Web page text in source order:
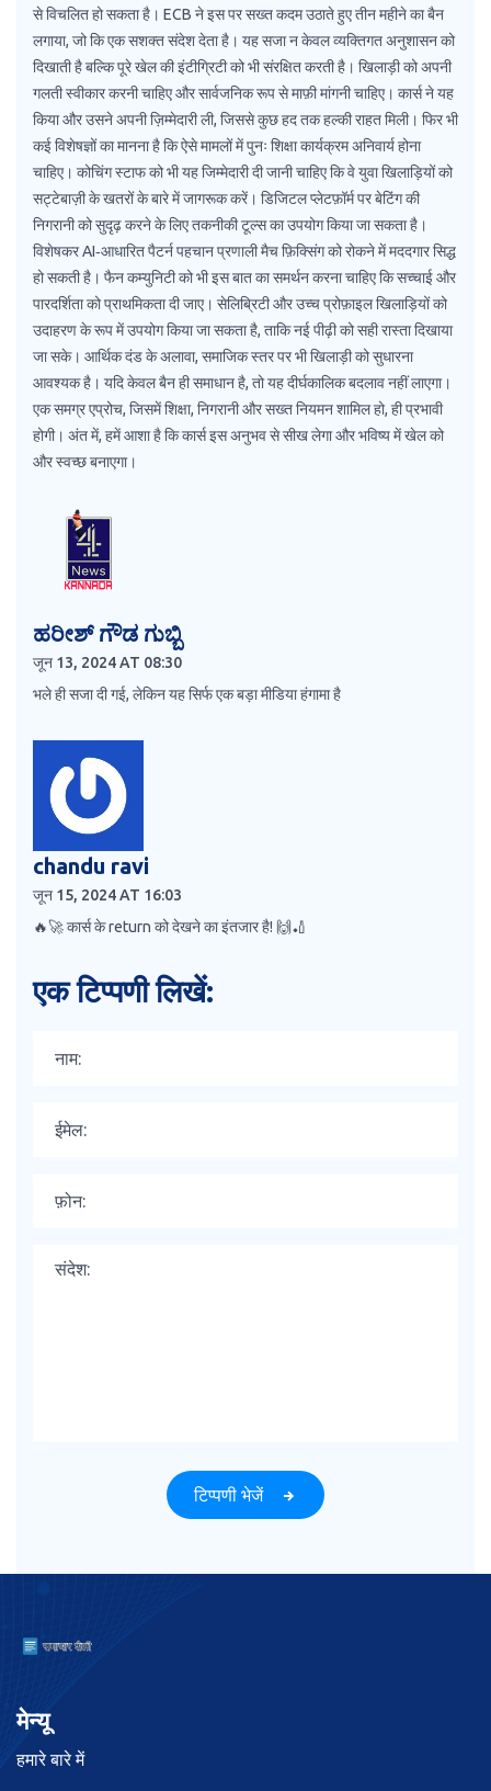
से विचलित हो सकता है। ECB ने इस पर सख्त कदम उठाते हुए तीन महीने का बैन
लगाया, जो कि एक सशक्त संदेश देता है। यह सजा न केवल व्यक्तिगत अनुशासन को
दिखाती है बल्कि पूरे खेल की इंटीग्रिटी को भी संरक्षित करती है। खिलाड़ी को अपनी
गलती स्वीकार करनी चाहिए और सार्वजनिक रूप से माफ़ी मांगनी चाहिए। कार्स ने यह
किया और उसने अपनी ज़िम्मेदारी ली, जिससे कुछ हद तक हल्की राहत मिली। फिर भी
कई विशेषज्ञों का मानना है कि ऐसे मामलों में पुनः शिक्षा कार्यक्रम अनिवार्य होना
चाहिए। कोचिंग स्टाफ को भी यह जिम्मेदारी दी जानी चाहिए कि वे युवा खिलाड़ियों को
सट्टेबाज़ी के खतरों के बारे में जागरूक करें। डिजिटल प्लेटफ़ॉर्म पर बेटिंग की
निगरानी को सुदृढ़ करने के लिए तकनीकी टूल्स का उपयोग किया जा सकता है।
विशेषकर AI‑आधारित पैटर्न पहचान प्रणाली मैच फ़िक्सिंग को रोकने में मददगार सिद्ध
हो सकती है। फैन कम्युनिटी को भी इस बात का समर्थन करना चाहिए कि सच्चाई और
पारदर्शिता को प्राथमिकता दी जाए। सेलिब्रिटी और उच्च प्रोफ़ाइल खिलाड़ियों को
उदाहरण के रूप में उपयोग किया जा सकता है, ताकि नई पीढ़ी को सही रास्ता दिखाया
जा सके। आर्थिक दंड के अलावा, समाजिक स्तर पर भी खिलाड़ी को सुधारना
आवश्यक है। यदि केवल बैन ही समाधान है, तो यह दीर्घकालिक बदलाव नहीं लाएगा।
एक समग्र एप्रोच, जिसमें शिक्षा, निगरानी और सख्त नियमन शामिल हो, ही प्रभावी
होगी। अंत में, हमें आशा है कि कार्स इस अनुभव से सीख लेगा और भविष्य में खेल को
और स्वच्छ बनाएगा।
ಹರೀಶ್ ಗೌಡ ಗುಬ್ಬಿ
जून 13, 2024 AT 08:30
भले ही सजा दी गई, लेकिन यह सिर्फ एक बड़ा मीडिया हंगामा है
chandu ravi
जून 15, 2024 AT 16:03
🔥🚀 कार्स के return को देखने का इंतजार है! 🙌🏏
एक टिप्पणी लिखें:
टिप्पणी भेजें
मेन्यू
हमारे बारे में